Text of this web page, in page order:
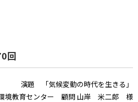
回
演題 「気候変動の時代を生きる」
環境教育センター 顧問 山岸 米二郎 様